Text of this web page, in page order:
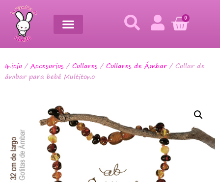
0
Inicio / Accesorios / Collares / Collares de Ámbar / Collar de
ámbar para bebé Multitono